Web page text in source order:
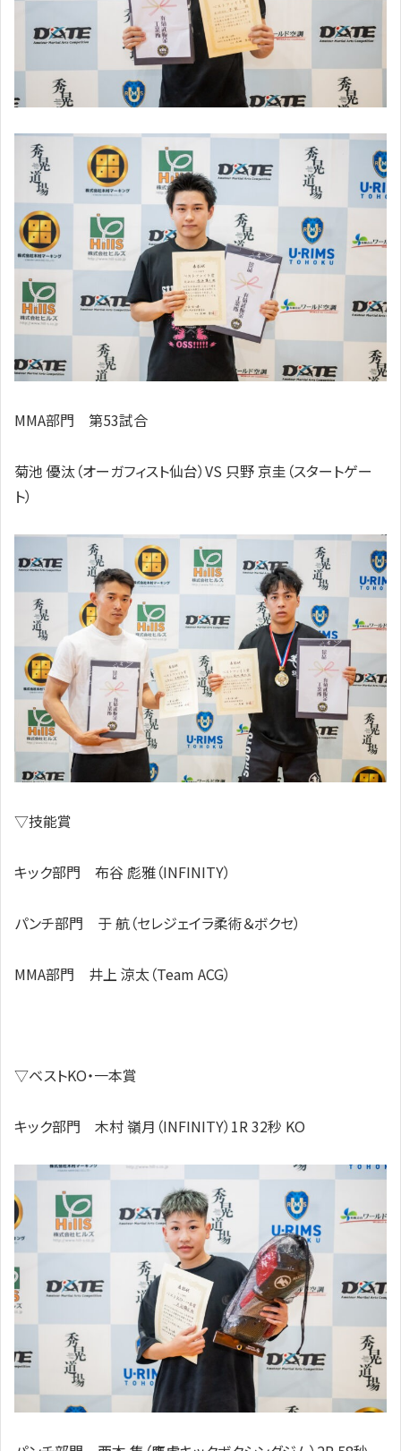
MMA部門 第53試合
菊池 優汰（オーガフィスト仙台）VS 只野 京圭（スタートゲー
ト）
▽技能賞
キック部門 布谷 彪雅（INFINITY）
パンチ部門 于 航（セレジェイラ柔術＆ボクセ）
MMA部門 井上 涼太（Team ACG）
▽ベストKO・一本賞
キック部門 木村 嶺月（INFINITY）1R 32秒 KO